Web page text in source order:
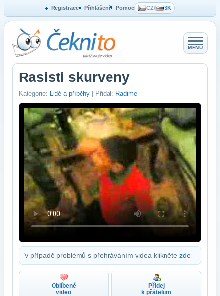
Registrace Přihlášení Pomoc CZ/ SK
MENU
Rasisti skurveny
Kategorie: Lidé a příběhy | Přidal: Radime
V případě problémů s přehráváním videa klikněte zde
Oblíbené
video
Přidej
k přátelům